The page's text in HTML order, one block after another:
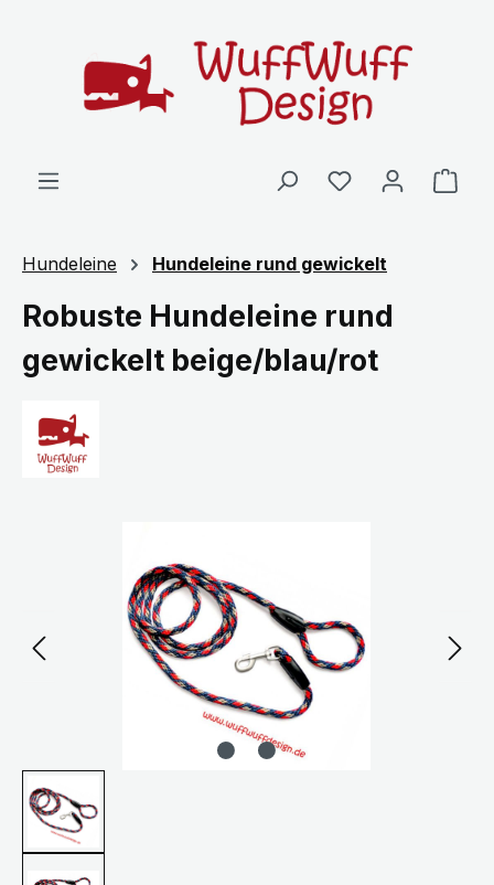
Hundeleine Hundeleine rund gewickelt
Robuste Hundeleine rund
gewickelt beige/blau/rot